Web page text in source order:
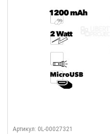
Артикул: 0L-00027321